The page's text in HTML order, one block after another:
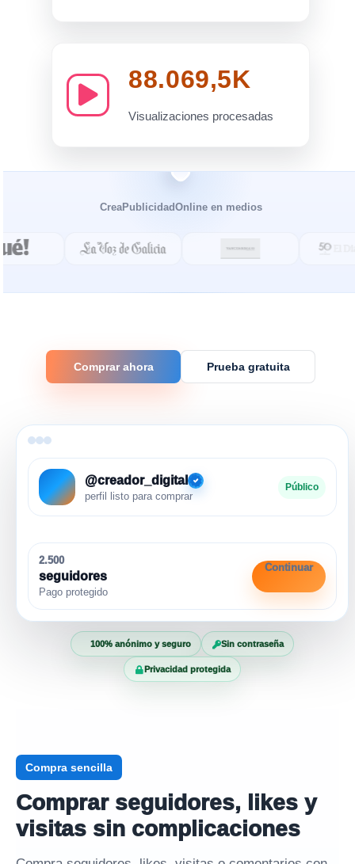
Comprar ahora Prueba gratuita
88.069,5K
Visualizaciones procesadas
CreaPublicidadOnline en medios
@creador_digital
perfil listo para comprar
Público
2.500
seguidores
Pago protegido
Continuar
100% anónimo y seguro Sin contraseña
Privacidad protegida
Compra sencilla
Comprar seguidores, likes y
visitas sin complicaciones